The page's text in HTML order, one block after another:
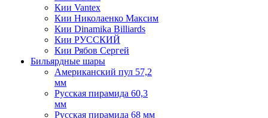
Кии Vantex
Кии Николаенко Максим
Кии Dinamika Billiards
Кии РУССКИЙ
Кии Рябов Сергей
Бильярдные шары
Американский пул 57,2
мм
Русская пирамида 60,3
мм
Русская пирамида 68 мм